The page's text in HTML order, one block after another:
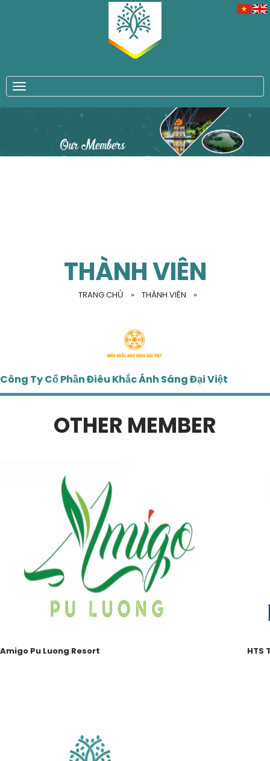
THÀNH VIÊN
TRANG CHỦ » THÀNH VIÊN »
Công Ty Cổ Phần Điêu Khắc Ánh Sáng Đại Việt
OTHER MEMBER
Amigo Pu Luong Resort HTS